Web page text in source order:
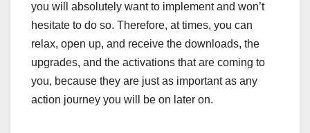
you will absolutely want to implement and won’t
hesitate to do so. Therefore, at times, you can
relax, open up, and receive the downloads, the
upgrades, and the activations that are coming to
you, because they are just as important as any
action journey you will be on later on.